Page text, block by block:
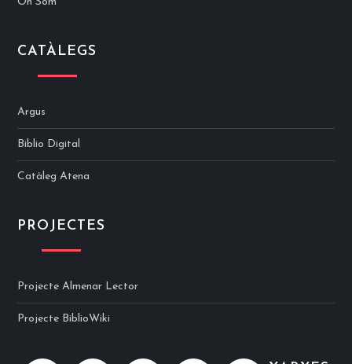
CATÀLEGS
Argus
Biblio Digital
Catàleg Atena
PROJECTES
Projecte Almenar Lector
Projecte BiblioWiki